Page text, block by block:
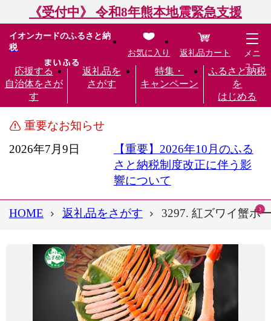
《受付中》 令和8年熊本地震緊急支援
イオンカードのふるさと納
税
応援する
自治体をさが
す
返礼品を
さがす
特集・
キャンペーン
ふるさと納税
を
はじめる
お気に入り 返礼品カート
メニ
ュー
重要なお知らせ
2026年7月9日
【重要】2026年10月のふる
さと納税制度改正に伴う影
響について
HOME 返礼品をさがす 3297. 紅ズワイ蟹ポ